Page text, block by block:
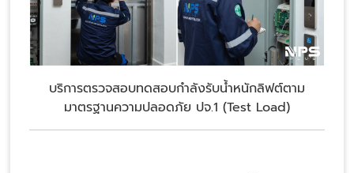
บริการตรวจสอบทดสอบกำลังรับน้ำหนักลิฟต์ตาม
มาตรฐานความปลอดภัย ปจ.1 (Test Load)